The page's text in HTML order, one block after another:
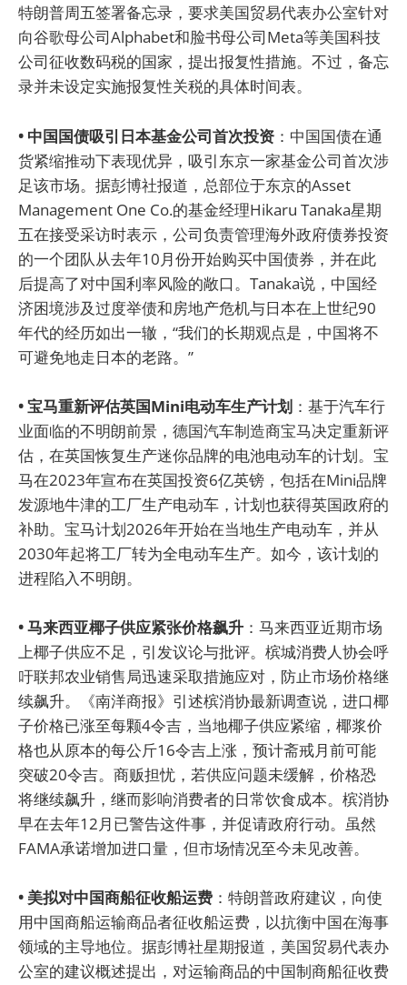
特朗普周五签署备忘录，要求美国贸易代表办公室针对
向谷歌母公司Alphabet和脸书母公司Meta等美国科技
公司征收数码税的国家，提出报复性措施。不过，备忘
录并未设定实施报复性关税的具体时间表。
• 中国国债吸引日本基金公司首次投资 ：中国国债在通
货紧缩推动下表现优异，吸引东京一家基金公司首次涉
足该市场。据彭博社报道，总部位于东京的Asset
Management One Co.的基金经理Hikaru Tanaka星期
五在接受采访时表示，公司负责管理海外政府债券投资
的一个团队从去年10月份开始购买中国债券，并在此
后提高了对中国利率风险的敞口。Tanaka说，中国经
济困境涉及过度举债和房地产危机与日本在上世纪90
年代的经历如出一辙，“我们的长期观点是，中国将不
可避免地走日本的老路。”
• 宝马重新评估英国Mini电动车生产计划 ：基于汽车行
业面临的不明朗前景，德国汽车制造商宝马决定重新评
估，在英国恢复生产迷你品牌的电池电动车的计划。宝
马在2023年宣布在英国投资6亿英镑，包括在Mini品牌
发源地牛津的工厂生产电动车，计划也获得英国政府的
补助。宝马计划2026年开始在当地生产电动车，并从
2030年起将工厂转为全电动车生产。如今，该计划的
进程陷入不明朗。
• 马来西亚椰子供应紧张价格飙升 ：马来西亚近期市场
上椰子供应不足，引发议论与批评。槟城消费人协会呼
吁联邦农业销售局迅速采取措施应对，防止市场价格继
续飙升。《南洋商报》引述槟消协最新调查说，进口椰
子价格已涨至每颗4令吉，当地椰子供应紧缩，椰浆价
格也从原本的每公斤16令吉上涨，预计斋戒月前可能
突破20令吉。商贩担忧，若供应问题未缓解，价格恐
将继续飙升，继而影响消费者的日常饮食成本。槟消协
早在去年12月已警告这件事，并促请政府行动。虽然
FAMA承诺增加进口量，但市场情况至今未见改善。
• 美拟对中国商船征收船运费 ：特朗普政府建议，向使
用中国商船运输商品者征收船运费，以抗衡中国在海事
领域的主导地位。据彭博社星期报道，美国贸易代表办
公室的建议概述提出，对运输商品的中国制商船征收费